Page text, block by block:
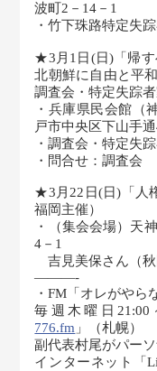
波町2－14－1
・竹下珠路特定失
★3月1日(日)「帰
北朝鮮に自由と平
調査会・特定失踪者
・兵庫県民会館（
戸市中央区下山手通
・調査会・特定失
・問合せ：調査会
★3月22日(日)「人
福岡主催）
・（集会会場）天
4－1
吉見美保さん（
———-
・FM「オレがやら
毎週木曜日21:00
776.fm 」（札幌）
副代表村尾がパー
インターネット「